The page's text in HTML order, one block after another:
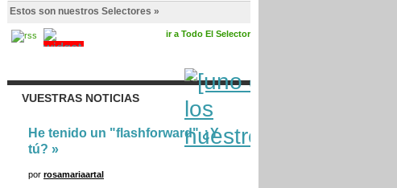
Estos son nuestros Selectores »
ir a Todo El Selector
VUESTRAS NOTICIAS
He tenido un "flashforward" ¿Y
tú? »
por rosamariaartal